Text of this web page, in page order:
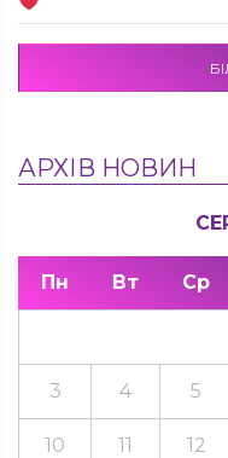
АРХІВ НОВИН
Пн Вт Ср
3 4 5
10 11 12